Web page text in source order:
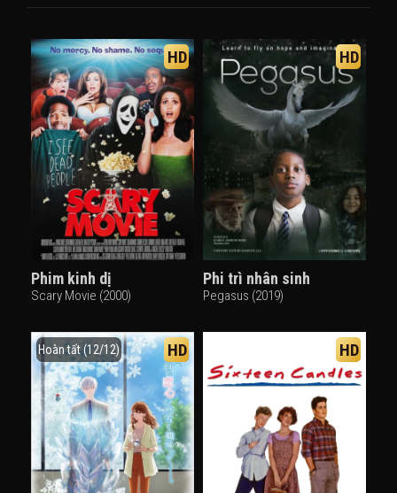
HD
Phim kinh dị
Scary Movie (2000)
HD
Phi trì nhân sinh
Pegasus (2019)
Hoàn tất (12/12) HD HD